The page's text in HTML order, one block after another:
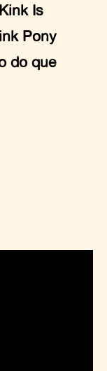
Is
Pony
do que